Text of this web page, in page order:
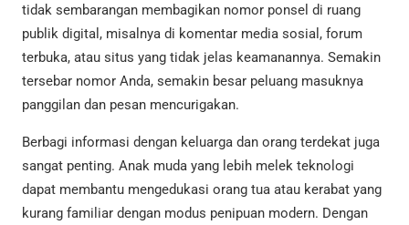
tidak sembarangan membagikan nomor ponsel di ruang
publik digital, misalnya di komentar media sosial, forum
terbuka, atau situs yang tidak jelas keamanannya. Semakin
tersebar nomor Anda, semakin besar peluang masuknya
panggilan dan pesan mencurigakan.
Berbagi informasi dengan keluarga dan orang terdekat juga
sangat penting. Anak muda yang lebih melek teknologi
dapat membantu mengedukasi orang tua atau kerabat yang
kurang familiar dengan modus penipuan modern. Dengan